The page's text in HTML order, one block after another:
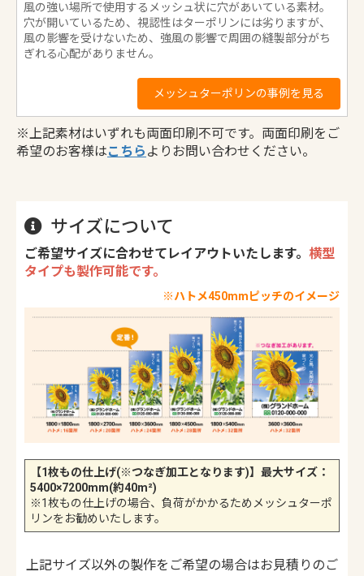
風の強い場所で使用するメッシュ状に穴があいている素材。
穴が開いているため、視認性はターポリンには劣りますが、
風の影響を受けないため、強風の影響で周囲の縫製部分がち
ぎれる心配がありません。
メッシュターポリンの事例を見る
※上記素材はいずれも両面印刷不可です。両面印刷をご
希望のお客様はこちら よりお問い合わせください。
サイズについて
ご希望サイズに合わせてレイアウトいたします。 横型
タイプも製作可能です。
※ハトメ450mmピッチのイメージ
【1枚もの仕上げ(※つなぎ加工となります)】最大サイズ：
5400×7200mm(約40m²)
※1枚もの仕上げの場合、負荷がかかるためメッシュターポ
リンをお勧めいたします。
上記サイズ以外の製作をご希望の場合はお見積りのご